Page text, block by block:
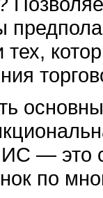
— это
по